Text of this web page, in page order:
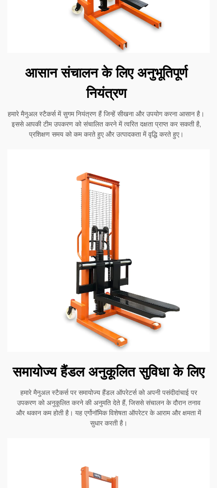
आसान संचालन के लिए अनुभूतिपूर्ण
नियंत्रण
हमारे मैनुअल स्टैकर्स में सुगम नियंत्रण हैं जिन्हें सीखना और उपयोग करना आसान है।
इससे आपकी टीम उपकरण को संचालित करने में त्वरित दक्षता प्राप्त कर सकती है,
प्रशिक्षण समय को कम करते हुए और उत्पादकता में वृद्धि करते हुए।
समायोज्य हैंडल अनुकूलित सुविधा के लिए
हमारे मैनुअल स्टैकर्स पर समायोज्य हैंडल ऑपरेटर्स को अपनी पसंदीदांचाई पर
उपकरण को अनुकूलित करने की अनुमति देते हैं, जिससे संचालन के दौरान तनाव
और थकान कम होती है। यह एर्गोनॉमिक विशेषता ऑपरेटर के आराम और क्षमता में
सुधार करती है।